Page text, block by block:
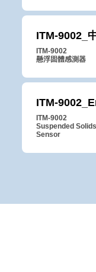
ITM-9002_
ITM-9002
懸浮固體感測器
ITM-
ITM-9002
Suspended Solids
Sensor